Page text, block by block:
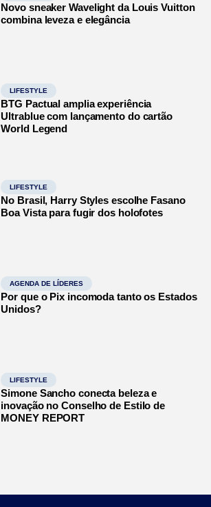
Novo sneaker Wavelight da Louis Vuitton
combina leveza e elegância
LIFESTYLE
BTG Pactual amplia experiência
Ultrablue com lançamento do cartão
World Legend
LIFESTYLE
No Brasil, Harry Styles escolhe Fasano
Boa Vista para fugir dos holofotes
AGENDA DE LÍDERES
Por que o Pix incomoda tanto os Estados
Unidos?
LIFESTYLE
Simone Sancho conecta beleza e
inovação no Conselho de Estilo de
MONEY REPORT